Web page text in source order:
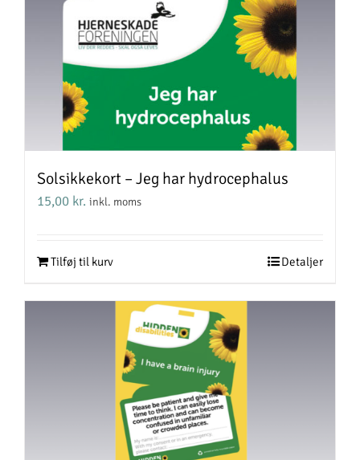
Solsikkekort – Jeg har hydrocephalus
15,00 kr. inkl. moms
Tilføj til kurv Detaljer